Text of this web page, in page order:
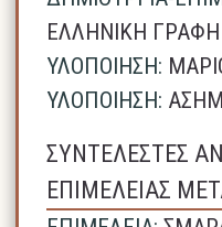
ΕΛΛΗΝΙΚΗ ΓΡΑΦΗ
ΥΛΟΠΟΙΗΣΗ:
ΥΛΟΠΟΙΗΣΗ:
ΣΥΝΤΕΛΕΣΤΕΣ
ΕΠΙΜΕΛΕΙΑΣ